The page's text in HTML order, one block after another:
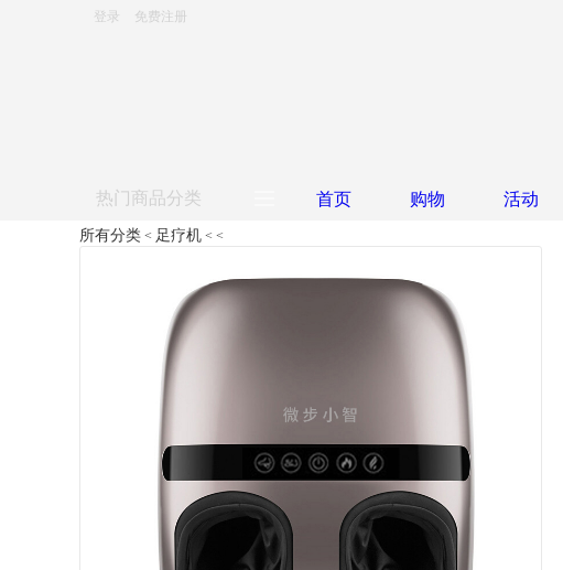
登录 免费注册
热门商品分类 首页 购物 活动
所有分类 < 足疗机 < <